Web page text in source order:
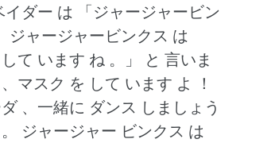
イダー は 「ジャージャービン
ジャージャービンクス は
て います ね 。」
と 言いま
マスク を して います よ ！
、一緒に ダンス しましょう
ジャージャー ビンクス は